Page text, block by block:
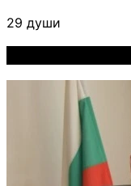
29 души